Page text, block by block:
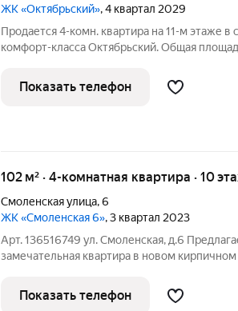
ЖК «Октябрьский», 4 квартал 2029
Продается 4-комн. квартира на 11-м этаже в
комфорт-класса Октябрьский. Общая
м под кухонную зону. Номер квартиры - 272.
Показать телефон
102 м² · 4-комнатная квартира · 10
Смоленская улица,6
ЖК «Смоленская 6», 3 квартал 2023
Арт. 136516749 ул. Смоленская, д.6
замечательная квартира в новом
хорошая и удобная планировка. Квартира
современными материалами: на
Показать телефон